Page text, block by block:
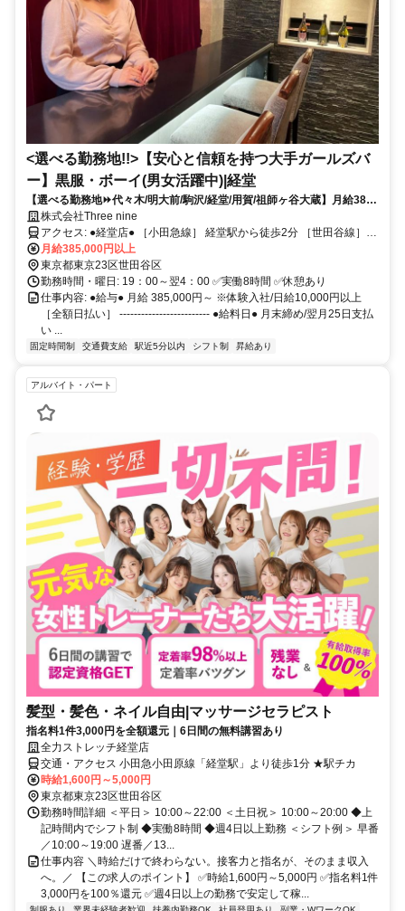
<選べる勤務地!!>【安心と信頼を持つ大手ガールズバ
ー】黒服・ボーイ(男女活躍中)|経堂
【選べる勤務地⏩代々木/明大前/駒沢/経堂/用賀/祖師ヶ谷大蔵】月給38万
5000円スタート！月給100円以上も可能！高額歩合あり！賞与あり（年
２回）！週休2日制！【経験不問・未経験大歓迎】
株式会社Three nine
アクセス: ●経堂店● ［小田急線］ 経堂駅から徒歩2分 ［世田谷線］
千歳船橋駅から徒歩15分 -------------------------------------- ●代々木店●
［山手線］ 代々木駅から徒歩1分 ［山手線］ 新宿駅から徒歩10分 ----
---------------------------------- ●明大前店● ［京王線］ 明大前駅から徒歩2
分 ［井の頭線］ 下北沢駅から徒歩15分 --------------------------------------
●駒沢店● ［田園都市線］ 駒沢大学駅から徒歩2分 ［世田谷線］ 三軒
茶屋駅から徒歩15分 -------------------------------------- ●用賀店● ［田園都
市線］ 用賀駅から徒歩2分 ［大井町線］ 二子玉川駅から徒歩15分 ----
師ヶ谷大蔵駅から徒歩2分 ［小田急小田原線］ 成城学園前駅から徒歩
12分
月給385,000円以上
東京都東京23区世田谷区
勤務時間・曜日: 19：00～翌4：00 ✅実働8時間 ✅休憩あり
仕事内容: ●給与● 月給 385,000円～ ※体験入社/日給10,000円以上
［全額日払い］ ------------------------- ●給料日● 月末締め/翌月25日支払
い ...
固定時間制 交通費支給 駅近5分以内 シフト制 昇給あり
アルバイト・パート
髪型・髪色・ネイル自由|マッサージセラピスト
指名料1件3,000円を全額還元｜6日間の無料講習あり
全力ストレッチ経堂店
交通・アクセス 小田急小田原線「経堂駅」より徒歩1分 ★駅チカ
時給1,600円～5,000円
東京都東京23区世田谷区
勤務時間詳細 ＜平日＞ 10:00～22:00 ＜土日祝＞ 10:00～20:00 ◆上
記時間内でシフト制 ◆実働8時間 ◆週4日以上勤務 ＜シフト例＞ 早番
／10:00～19:00 遅番／13...
仕事内容 ＼時給だけで終わらない。接客力と指名が、そのまま収入
へ。／ 【この求人のポイント】 ✅時給1,600円～5,000円 ✅指名料1件
3,000円を100％還元 ✅週4日以上の勤務で安定して稼...